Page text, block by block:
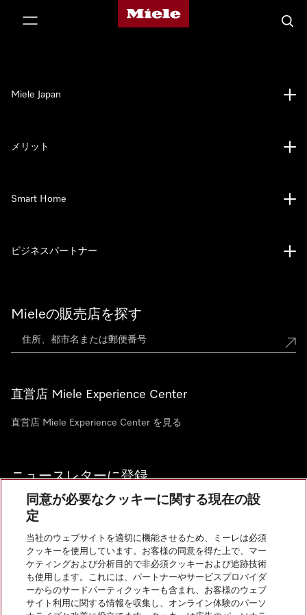
Mieleのホームページ
検索
Mieleの販売店を探す
直営店 Miele Experience Center
直営店 Miele Experience Center を見る
ニュースレターに登録
お問い合わせ
Miele Japan
メリット
Smart Home
ビジネスパートナー
InstagramのMiele
YoutubeのMiele
同意が必要なクッキーに関する現在の設
定
当社のウェブサイトを適切に機能させるため、ミーレは必須
クッキーを使用しています。お客様の同意を得た上で、マー
ケティングおよび分析目的で非必須クッキーおよび追跡技術
も使用します。これには、パートナーやサービスプロバイダ
ーからのサードパーティクッキーも含まれ、お客様のウェブ
サイト利用に関する情報を収集し、オンライン体験のパーソ